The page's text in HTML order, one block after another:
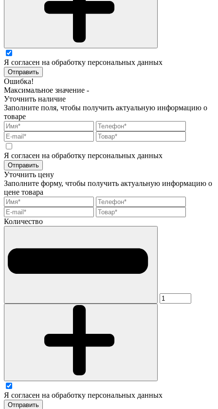
Я согласен на обработку персональных данных
Отправить
Ошибка!
Максимальное значение -
Уточнить наличие
Заполните поля, чтобы получить актуальную информацию о
товаре
Я согласен на обработку персональных данных
Отправить
Уточнить цену
Заполните форму, чтобы получить актуальную информацию о
цене товара
Количество
Я согласен на обработку персональных данных
Отправить